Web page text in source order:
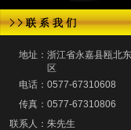
地址： 浙江省永嘉县瓯北
区
电话： 0577-67310608
传真： 0577-67310806
联系人： 朱先生